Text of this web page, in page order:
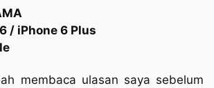
/ iPhone 6 Plus
membaca ulasan saya sebelum